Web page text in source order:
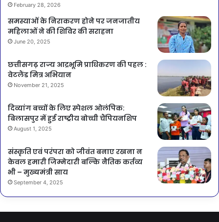
February 28, 2026
समस्याओं के निराकरण होने पर जनजातीय
महिलाओं ने की शिविर की सराहना
June 20, 2025
छत्तीसगढ़ राज्य आद्रभूमि प्राधिकरण की पहल :
वेटलैंड मित्र अभियान
November 21, 2025
दिव्यांग बच्चों के लिए स्पेशल ओलंपिक:
बिलासपुर में हुई राष्ट्रीय बोच्ची चैंपियनशिप
August 1, 2025
संस्कृति एवं परंपरा को जीवंत बनाए रखना न
केवल हमारी जिम्मेदारी बल्कि नैतिक कर्तव्य
भी – मुख्यमंत्री साय
September 4, 2025